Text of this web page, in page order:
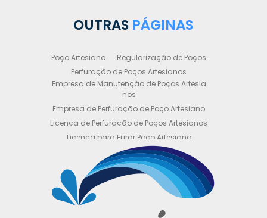
OUTRAS PÁGINAS
Poço Artesiano
Regularização de Poços
Perfuração de Poços Artesianos
Empresa de Manutenção de Poços Artesia
nos
Empresa de Perfuração de Poço Artesiano
Licença de Perfuração de Poços Artesianos
Licença para Furar Poço Artesiano
Licença para Perfuração de Poço Artesiano
Licença para Poço Semi Artesiano
Manutenção de Poço Semi Artesiano
Manutenção Preventiva de Poços Artesiano
Obtenha sua Licença de Perfuração de Poç